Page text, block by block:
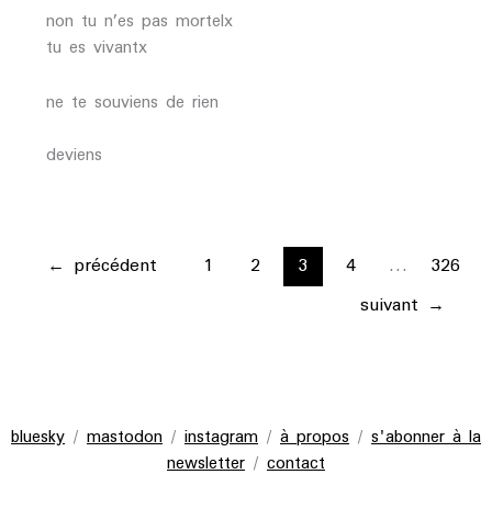
non tu n’es pas mortelx
tu es vivantx
ne te souviens de rien
deviens
← précédent 1 2 3 4 …
326
suivant →
bluesky / mastodon / instagram / à propos / s'abonner à la
newsletter / contact